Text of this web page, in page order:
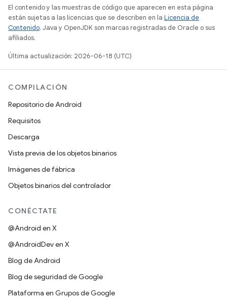
El contenido y las muestras de código que aparecen en esta página
están sujetas a las licencias que se describen en la Licencia de
Contenido. Java y OpenJDK son marcas registradas de Oracle o sus
afiliados.
Última actualización: 2026-06-18 (UTC)
COMPILACIÓN
Repositorio de Android
Requisitos
Descarga
Vista previa de los objetos binarios
Imágenes de fábrica
Objetos binarios del controlador
CONÉCTATE
@Android en X
@AndroidDev en X
Blog de Android
Blog de seguridad de Google
Plataforma en Grupos de Google